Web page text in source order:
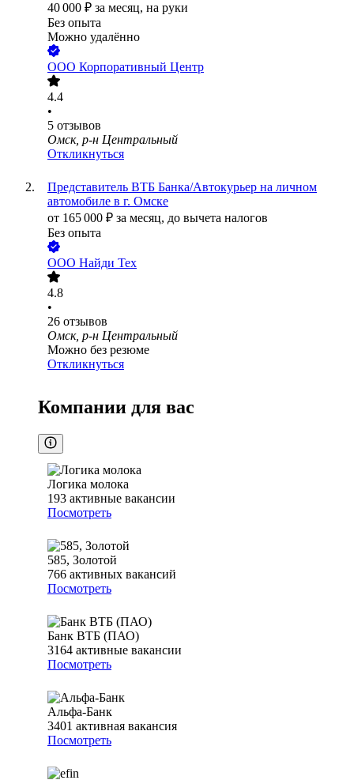
40 000 ₽ за месяц, на руки
Без опыта
Можно удалённо
ООО Корпоративный Центр
4.4
•
5 отзывов
Омск, р-н Центральный
Откликнуться
Представитель ВТБ Банка/Автокурьер на личном
автомобиле в г. Омске
от 165 000 ₽ за месяц, до вычета налогов
Без опыта
ООО Найди Тех
4.8
•
26 отзывов
Омск, р-н Центральный
Можно без резюме
Откликнуться
Компании для вас
Логика молока
193 активные вакансии
Посмотреть
585, Золотой
766 активных вакансий
Посмотреть
Банк ВТБ (ПАО)
3164 активные вакансии
Посмотреть
Альфа-Банк
3401 активная вакансия
Посмотреть